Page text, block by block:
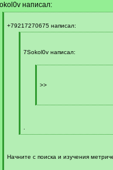
написал:
q
+79217270675 написал:
]7Sokol0v написал:
]>>
[
[
Начните с поиска и изучения